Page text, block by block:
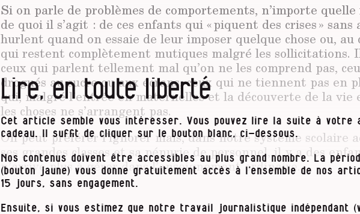
Si on parle de problèmes de comportements, n’importe
de quoi il s’agit : de ces enfants qui « piquent des crises »
hurlent quand on essaie de leur imposer quelque chose ou,
qui restent complètement mutiques malgré les sollicitations.
ceux qui parlent tellement mal qu’on ne les comprend pas,
drogués au sucre ou aux écrans, ceux qui ne tiennent pas en
qui, malgré l’entrée en maternelles et la découverte de la vie
les choses ne s’arrangent pas.
On peut préférer l’ignorer mais, dans notre système scolaire
ses grandes classes et sa pénurie de personnel, il y a des
n’arrive plus à gérer dans l’enseignement ordinaire.
Des enfants « plus abîmés »
Lire, en toute liberté
Cet article semble vous intéresser. Vous pouvez lire la suite à votre
cadeau. Il suffit de cliquer sur le bouton blanc, ci-dessous.
Nos contenus doivent être accessibles au plus grand nombre. La
(bouton jaune) vous donne gratuitement accès à l’ensemble de nos
15 jours, sans engagement.
Ensuite, si vous estimez que notre travail journalistique indépendant